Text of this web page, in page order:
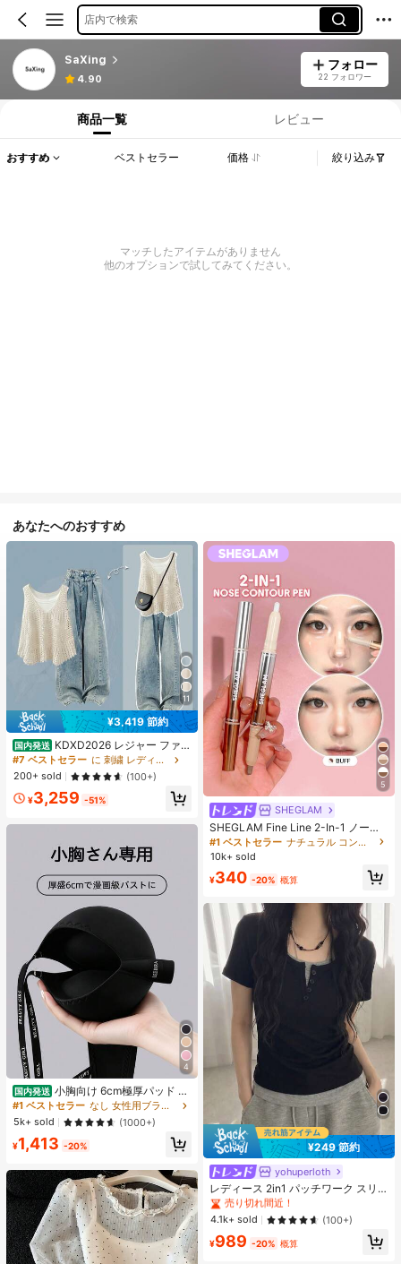
店内で検索
SaXing
4.90
フォロー
22 フォロワー
商品一覧 レビュー
おすすめ ベストセラー 価格 絞り込み
マッチしたアイテムがありません
他のオプションで試してみてください。
あなたへのおすすめ
11
¥3,419 節約
国内発送 KDXD2026 レジャー ファッ
ション ロングサイズ 夏服 女性 ワイ
ルドスタイル ボア付きトップス ワイ
ルドスタイル ロングスカート 3点セ
ット UVカット 軽量 通気性 袖付き
ヒップカバー効果 通気性抜群 サイズ
#7 ベストセラー
に 刺繍 レディースコーデ
200+ sold
(100+)
¥3,259 -51%
4
国内発送 小胸向け 6cm極厚パッド 盛
りブラ ノンワイヤー 谷間メイク シ
ームレス ボリュームアップ 美胸フィ
ット ブラジャー
#1 ベストセラー
なし 女性用ブラジャーとブラレット
5k+ sold
(1000+)
¥1,413 -20%
5
SHEGLAM
SHEGLAM Fine Line 2-In-1 ノーズ
コンター&ハイライトペン-Buff ノー
ズシャドウ シェーディング 女性と女
の子のためのブランドビューティー
コスメメイクアップ
#1 ベストセラー
ナチュラル コントゥア＆ブロンザー
10k+ sold
¥340 -20% 概算
¥249 節約
yohuperloth
レディース 2in1 パッチワーク スリ
ムフィット 多用途 カジュアル 半袖T
シャツ ブラック 夏用
#3 ベストセラー
に プレーン 無地のカジュアルTシャツ
売り切れ間近！
#3 ベストセラー
売り切れ間近！
#3 ベストセラー
売り切れ間近！
#3 ベストセラー
売り切れ間近！
4.1k+ sold (100+)
¥989 -20% 概算